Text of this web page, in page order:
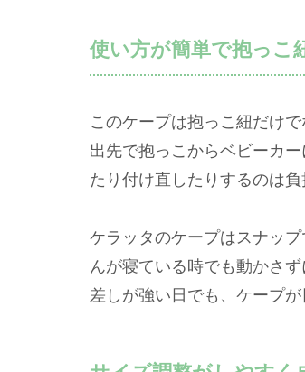
使い方が簡単で抱っこ
このケープは抱っこ紐だけ
出先で抱っこからベビーカ
たり付け直したりするのは負
ケラッタのケープはスナッ
んが寝ている時でも動かさ
差しが強い日でも、ケープ